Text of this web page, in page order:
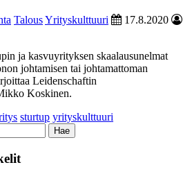
TalousYrityskulttuuri
17.8.2020
ja kasvuyrityksen skaalausunelmat
johtamisen tai johtamattoman
Leidenschaftin
Koskinen.
sturtup yrityskulttuuri